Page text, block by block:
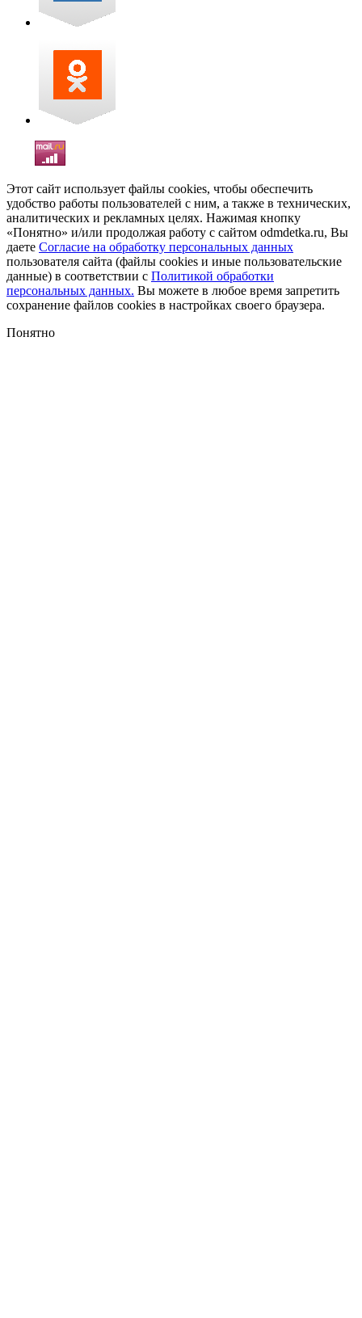
Этот сайт использует файлы cookies, чтобы обеспечить
удобство работы пользователей с ним, а также в технических,
аналитических и рекламных целях. Нажимая кнопку
«Понятно» и/или продолжая работу с сайтом odmdetka.ru, Вы
даете Согласие на обработку персональных данных
пользователя сайта (файлы cookies и иные пользовательские
данные) в соответствии с Политикой обработки
персональных данных. Вы можете в любое время запретить
сохранение файлов cookies в настройках своего браузера.
Понятно